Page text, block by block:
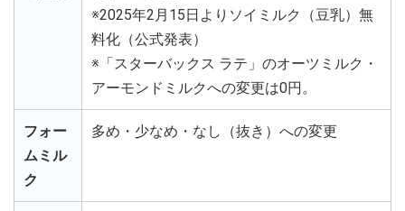
※2025年2月15日よりソイミルク（豆乳）無
料化（公式発表）
※「スターバックス ラテ」のオーツミルク・
アーモンドミルクへの変更は0円。
フォー
ムミル
ク
多め・少なめ・なし（抜き）への変更